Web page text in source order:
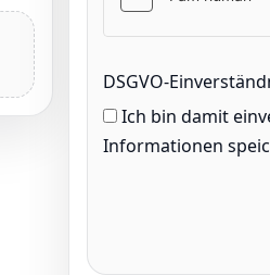
DSGVO-
Ich bin damit
Informationen